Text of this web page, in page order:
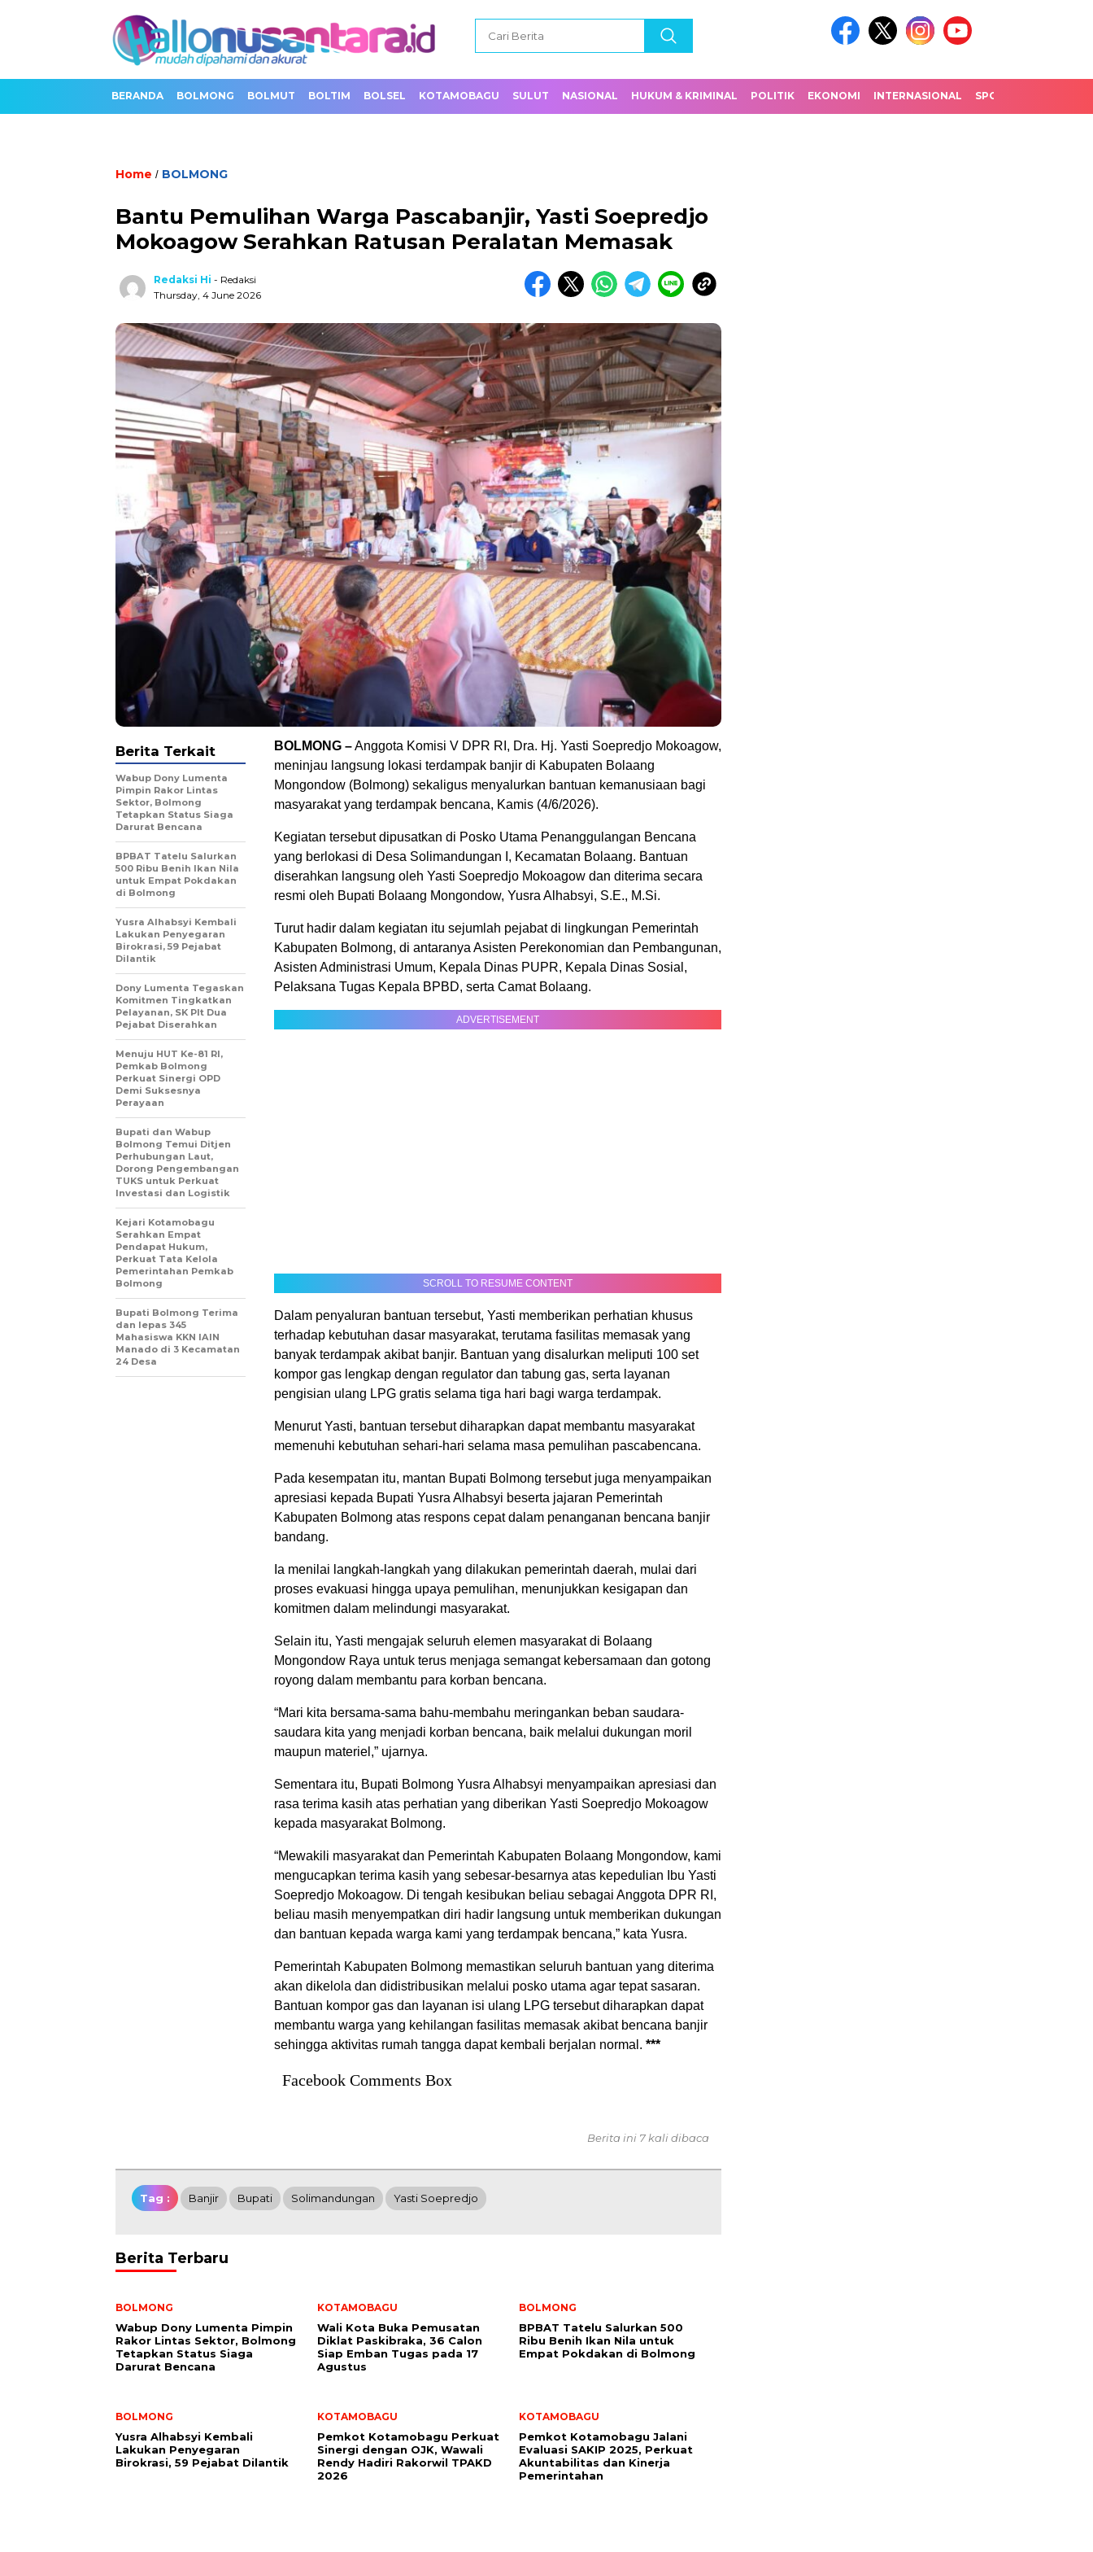
BERANDA BOLMONG BOLMUT BOLTIM BOLSEL KOTAMOBAGU SULUT NASIONAL HUKUM & KRIMINAL POLITIK EKONOMI INTERNASIONAL SPORT
Home / BOLMONG
Bantu Pemulihan Warga Pascabanjir, Yasti Soepredjo
Mokoagow Serahkan Ratusan Peralatan Memasak
Redaksi Hi - Redaksi
Thursday, 4 June 2026
BOLMONG –Anggota Komisi V DPR RI, Dra. Hj. Yasti Soepredjo Mokoagow,
meninjau langsung lokasi terdampak banjir di Kabupaten Bolaang
Mongondow (Bolmong) sekaligus menyalurkan bantuan kemanusiaan bagi
masyarakat yang terdampak bencana, Kamis (4/6/2026).
Kegiatan tersebut dipusatkan di Posko Utama Penanggulangan Bencana
yang berlokasi di Desa Solimandungan I, Kecamatan Bolaang. Bantuan
diserahkan langsung oleh Yasti Soepredjo Mokoagow dan diterima secara
resmi oleh Bupati Bolaang Mongondow, Yusra Alhabsyi, S.E., M.Si.
Turut hadir dalam kegiatan itu sejumlah pejabat di lingkungan Pemerintah
Kabupaten Bolmong, di antaranya Asisten Perekonomian dan Pembangunan,
Asisten Administrasi Umum, Kepala Dinas PUPR, Kepala Dinas Sosial,
Pelaksana Tugas Kepala BPBD, serta Camat Bolaang.
ADVERTISEMENT
SCROLL TO RESUME CONTENT
Dalam penyaluran bantuan tersebut, Yasti memberikan perhatian khusus
terhadap kebutuhan dasar masyarakat, terutama fasilitas memasak yang
banyak terdampak akibat banjir. Bantuan yang disalurkan meliputi 100 set
kompor gas lengkap dengan regulator dan tabung gas, serta layanan
pengisian ulang LPG gratis selama tiga hari bagi warga terdampak.
Menurut Yasti, bantuan tersebut diharapkan dapat membantu masyarakat
memenuhi kebutuhan sehari-hari selama masa pemulihan pascabencana.
Pada kesempatan itu, mantan Bupati Bolmong tersebut juga menyampaikan
apresiasi kepada Bupati Yusra Alhabsyi beserta jajaran Pemerintah
Kabupaten Bolmong atas respons cepat dalam penanganan bencana banjir
bandang.
Ia menilai langkah-langkah yang dilakukan pemerintah daerah, mulai dari
proses evakuasi hingga upaya pemulihan, menunjukkan kesigapan dan
komitmen dalam melindungi masyarakat.
Selain itu, Yasti mengajak seluruh elemen masyarakat di Bolaang
Mongondow Raya untuk terus menjaga semangat kebersamaan dan gotong
royong dalam membantu para korban bencana.
“Mari kita bersama-sama bahu-membahu meringankan beban saudara-
saudara kita yang menjadi korban bencana, baik melalui dukungan moril
maupun materiel,” ujarnya.
Sementara itu, Bupati Bolmong Yusra Alhabsyi menyampaikan apresiasi dan
rasa terima kasih atas perhatian yang diberikan Yasti Soepredjo Mokoagow
kepada masyarakat Bolmong.
“Mewakili masyarakat dan Pemerintah Kabupaten Bolaang Mongondow, kami
mengucapkan terima kasih yang sebesar-besarnya atas kepedulian Ibu Yasti
Soepredjo Mokoagow. Di tengah kesibukan beliau sebagai Anggota DPR RI,
beliau masih menyempatkan diri hadir langsung untuk memberikan dukungan
dan bantuan kepada warga kami yang terdampak bencana,” kata Yusra.
Pemerintah Kabupaten Bolmong memastikan seluruh bantuan yang diterima
akan dikelola dan didistribusikan melalui posko utama agar tepat sasaran.
Bantuan kompor gas dan layanan isi ulang LPG tersebut diharapkan dapat
membantu warga yang kehilangan fasilitas memasak akibat bencana banjir
sehingga aktivitas rumah tangga dapat kembali berjalan normal. ***
Facebook Comments Box
Berita Terkait
Wabup Dony Lumenta
Pimpin Rakor Lintas
Sektor, Bolmong
Tetapkan Status Siaga
Darurat Bencana
BPBAT Tatelu Salurkan
500 Ribu Benih Ikan Nila
untuk Empat Pokdakan
di Bolmong
Yusra Alhabsyi Kembali
Lakukan Penyegaran
Birokrasi, 59 Pejabat
Dilantik
Dony Lumenta Tegaskan
Komitmen Tingkatkan
Pelayanan, SK Plt Dua
Pejabat Diserahkan
Menuju HUT Ke-81 RI,
Pemkab Bolmong
Perkuat Sinergi OPD
Demi Suksesnya
Perayaan
Bupati dan Wabup
Bolmong Temui Ditjen
Perhubungan Laut,
Dorong Pengembangan
TUKS untuk Perkuat
Investasi dan Logistik
Kejari Kotamobagu
Serahkan Empat
Pendapat Hukum,
Perkuat Tata Kelola
Pemerintahan Pemkab
Bolmong
Bupati Bolmong Terima
dan lepas 345
Mahasiswa KKN IAIN
Manado di 3 Kecamatan
24 Desa
Berita ini 7 kali dibaca
Tag : Banjir Bupati Solimandungan Yasti Soepredjo
Berita Terbaru
BOLMONG
Wabup Dony Lumenta Pimpin
Rakor Lintas Sektor, Bolmong
Tetapkan Status Siaga
Darurat Bencana
KOTAMOBAGU
Wali Kota Buka Pemusatan
Diklat Paskibraka, 36 Calon
Siap Emban Tugas pada 17
Agustus
BOLMONG
BPBAT Tatelu Salurkan 500
Ribu Benih Ikan Nila untuk
Empat Pokdakan di Bolmong
BOLMONG
Yusra Alhabsyi Kembali
Lakukan Penyegaran
Birokrasi, 59 Pejabat Dilantik
KOTAMOBAGU
Pemkot Kotamobagu Perkuat
Sinergi dengan OJK, Wawali
Rendy Hadiri Rakorwil TPAKD
2026
KOTAMOBAGU
Pemkot Kotamobagu Jalani
Evaluasi SAKIP 2025, Perkuat
Akuntabilitas dan Kinerja
Pemerintahan